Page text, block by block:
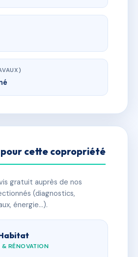
pour cette copropriété
gratuit auprès de nos
(diagnostics,
énergie…).
& RÉNOVATION